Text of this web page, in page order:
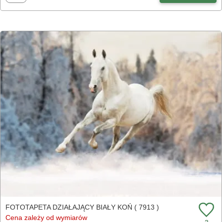
FOTOTAPETA DZIAŁAJĄCY BIAŁY KOŃ ( 7913 )
Cena zależy od wymiarów